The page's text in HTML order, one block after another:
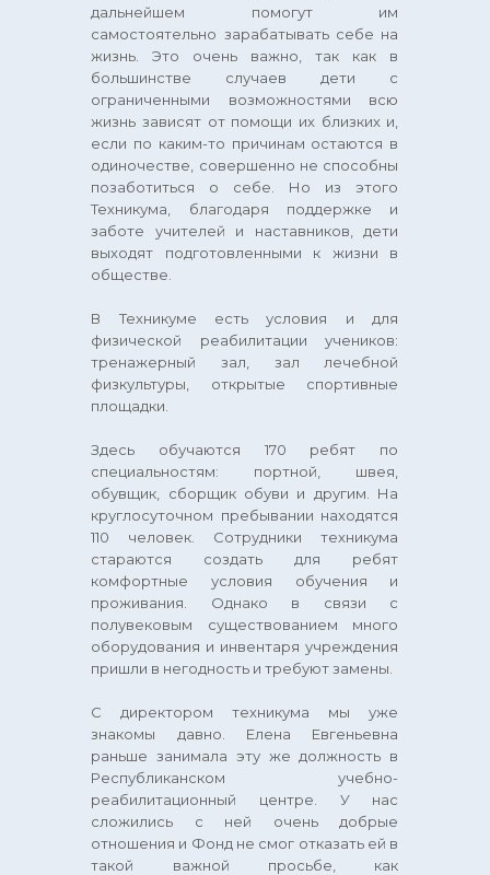
дальнейшем помогут им
самостоятельно зарабатывать себе на
жизнь. Это очень важно, так как в
большинстве случаев дети с
ограниченными возможностями всю
жизнь зависят от помощи их близких и,
если по каким-то причинам остаются в
одиночестве, совершенно не способны
позаботиться о себе. Но из этого
Техникума, благодаря поддержке и
заботе учителей и наставников, дети
выходят подготовленными к жизни в
обществе.
В Техникуме есть условия и для
физической реабилитации учеников:
тренажерный зал, зал лечебной
физкультуры, открытые спортивные
площадки.
Здесь обучаются 170 ребят по
специальностям: портной, швея,
обувщик, сборщик обуви и другим. На
круглосуточном пребывании находятся
110 человек. Сотрудники техникума
стараются создать для ребят
комфортные условия обучения и
проживания. Однако в связи с
полувековым существованием много
оборудования и инвентаря учреждения
пришли в негодность и требуют замены.
С директором техникума мы уже
знакомы давно. Елена Евгеньевна
раньше занимала эту же должность в
Республиканском учебно-
реабилитационный центре. У нас
сложились с ней очень добрые
отношения и Фонд не смог отказать ей в
такой важной просьбе, как